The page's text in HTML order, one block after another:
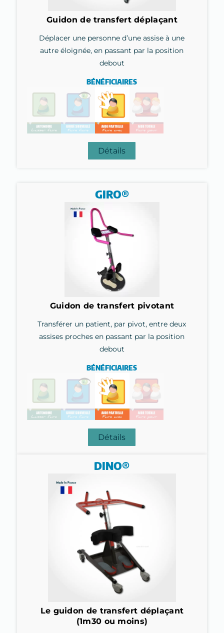
Guidon de transfert déplaçant
Déplacer une personne d’une assise à une
autre éloignée, en passant par la position
debout
BÉNÉFICIAIRES
Détails
GIRO®
Guidon de transfert pivotant
Transférer un patient, par pivot, entre deux
assises proches en passant par la position
debout
BÉNÉFICIAIRES
Détails
DINO®
Le guidon de transfert déplaçant
(1m30 ou moins)